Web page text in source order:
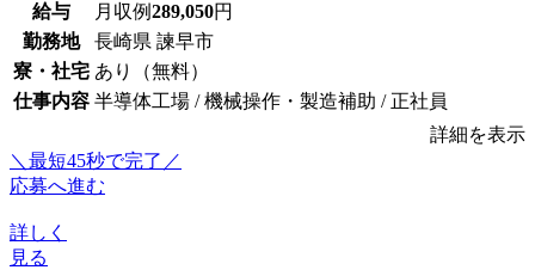
給与 月収例289,050円
勤務地
長崎県 諫早市
寮・社宅 あり（無料）
仕事内容 半導体工場 / 機械操作・製造補助 / 正社員
詳細を表示
＼最短45秒で完了／
応募へ進む
詳しく
見る